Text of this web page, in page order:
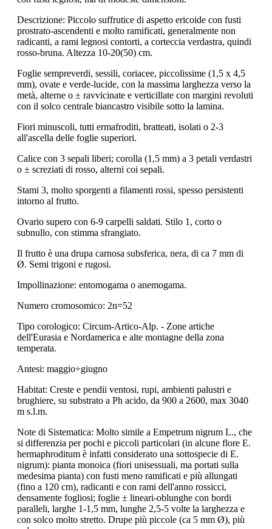
Descrizione: Piccolo suffrutice di aspetto ericoide con fusti
prostrato-ascendenti e molto ramificati, generalmente non
radicanti, a rami legnosi contorti, a corteccia verdastra, quindi
rosso-bruna. Altezza 10-20(50) cm.
Foglie sempreverdi, sessili, coriacee, piccolissime (1,5 x 4,5
mm), ovate e verde-lucide, con la massima larghezza verso la
metà, alterne o ± ravvicinate e verticillate con margini revoluti
con il solco centrale biancastro visibile sotto la lamina.
Fiori minuscoli, tutti ermafroditi, bratteati, isolati o 2-3
all'ascella delle foglie superiori.
Calice con 3 sepali liberi; corolla (1,5 mm) a 3 petali verdastri
o ± screziati di rosso, alterni coi sepali.
Stami 3, molto sporgenti a filamenti rossi, spesso persistenti
intorno al frutto.
Ovario supero con 6-9 carpelli saldati. Stilo 1, corto o
subnullo, con stimma sfrangiato.
Il frutto è una drupa carnosa subsferica, nera, di ca 7 mm di
Ø. Semi trigoni e rugosi.
Impollinazione: entomogama o anemogama.
Numero cromosomico: 2n=52
Tipo corologico: Circum-Artico-Alp. - Zone artiche
dell'Eurasia e Nordamerica e alte montagne della zona
temperata.
Antesi: maggio÷giugno
Habitat: Creste e pendii ventosi, rupi, ambienti palustri e
brughiere, su substrato a Ph acido, da 900 a 2600, max 3040
m s.l.m.
Note di Sistematica: Molto simile a Empetrum nigrum L., che
si differenzia per pochi e piccoli particolari (in alcune flore E.
hermaphroditum è infatti considerato una sottospecie di E.
nigrum): pianta monoica (fiori unisessuali, ma portati sulla
medesima pianta) con fusti meno ramificati e più allungati
(fino a 120 cm), radicanti e con rami dell'anno rossicci,
densamente fogliosi; foglie ± lineari-oblunghe con bordi
paralleli, larghe 1-1,5 mm, lunghe 2,5-5 volte la larghezza e
con solco molto stretto. Drupe più piccole (ca 5 mm Ø), più